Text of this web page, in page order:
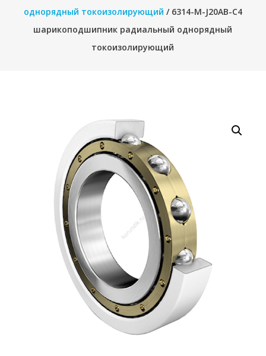
однорядный токоизолирующий / 6314-M-J20AB-C4
шарикоподшипник радиальный однорядный
токоизолирующий